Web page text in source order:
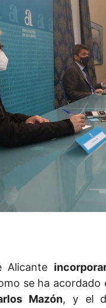
Alicante
se ha acordado
Mazón, y el